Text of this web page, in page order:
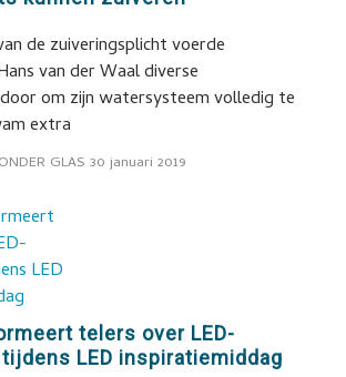
de zuiveringsplicht voerde
van der Waal diverse
om zijn watersysteem volledig te
extra
GLAS 30 januari 2019
telers over LED-
LED inspiratiemiddag